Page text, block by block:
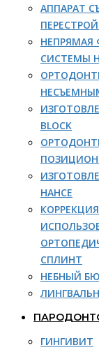
АППАРАТ
НЕПРЯМАЯ
СИСТЕМЫ
BLOCK
НАНСЕ
СПЛИНТ
НЕБНЫЙ
ГИНГИВИТ